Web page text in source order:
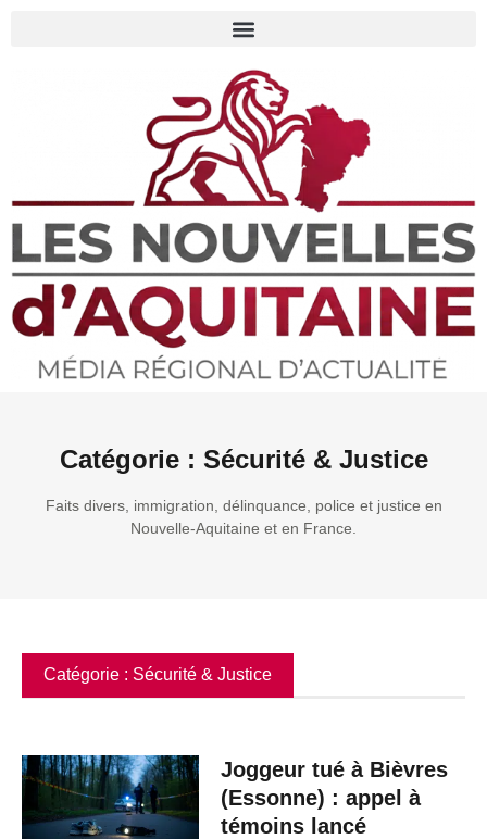
Catégorie : Sécurité & Justice
Faits divers, immigration, délinquance, police et justice en
Nouvelle-Aquitaine et en France.
Catégorie : Sécurité & Justice
Joggeur tué à Bièvres
(Essonne) : appel à
témoins lancé